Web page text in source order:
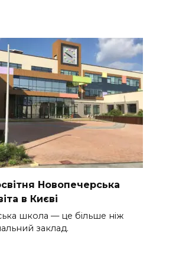
Новопечерська
в Києві
школа — це більше ніж
заклад.